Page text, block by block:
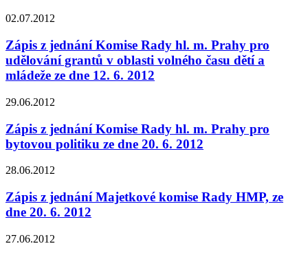
02.07.2012
Zápis z jednání Komise Rady hl. m. Prahy pro
udělování grantů v oblasti volného času dětí a
mládeže ze dne 12. 6. 2012
29.06.2012
Zápis z jednání Komise Rady hl. m. Prahy pro
bytovou politiku ze dne 20. 6. 2012
28.06.2012
Zápis z jednání Majetkové komise Rady HMP, ze
dne 20. 6. 2012
27.06.2012